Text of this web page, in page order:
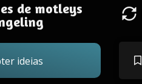
de motleys
ideias